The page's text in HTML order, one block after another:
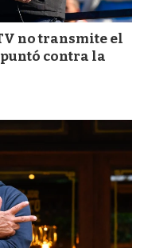
no transmite el
contra la